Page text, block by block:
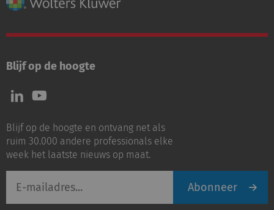
Blijf op de hoogte
Volg
ons
LinkedIn
Volg
ons
Youtube
Blijf op de hoogte en ontvang net als
ruim 30.000 andere professionals elke
week het laatste nieuws op maat.
mailadres
Abonneer